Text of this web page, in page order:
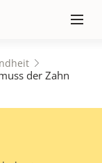
≡
der Zahn